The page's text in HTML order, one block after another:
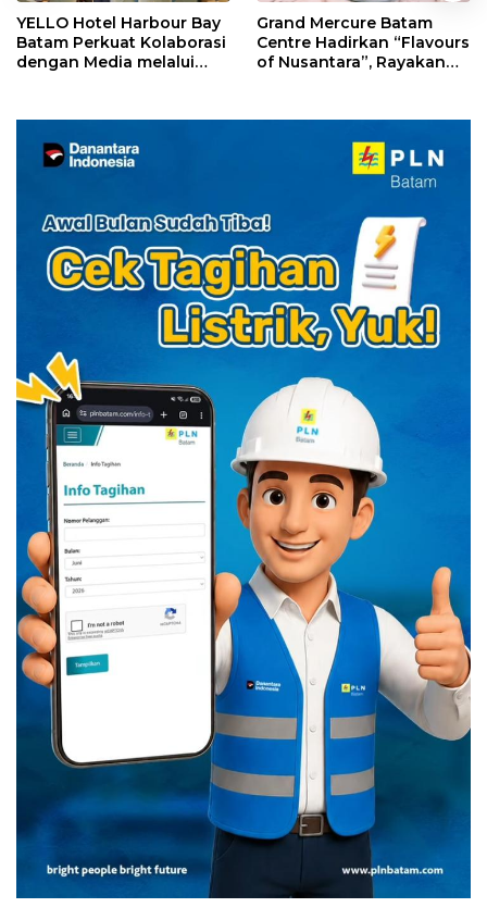
YELLO Hotel Harbour Bay
Batam Perkuat Kolaborasi
dengan Media melalui
Grand Mercure Batam
Centre Hadirkan “Flavours
of Nusantara”, Rayakan